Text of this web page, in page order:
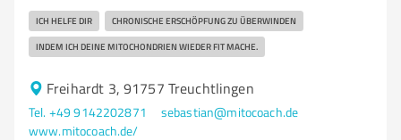
ICH HELFE DIR CHRONISCHE ERSCHÖPFUNG ZU ÜBERWINDEN
INDEM ICH DEINE MITOCHONDRIEN WIEDER FIT MACHE.
Freihardt 3, 91757 Treuchtlingen
Tel. +49 9142202871
sebastian@mitocoach.de
www.mitocoach.de/